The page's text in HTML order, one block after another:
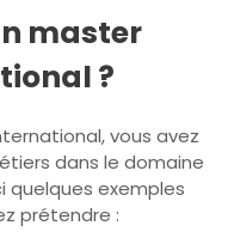
master
?
vous avez
dans le domaine
quelques exemples
prétendre :